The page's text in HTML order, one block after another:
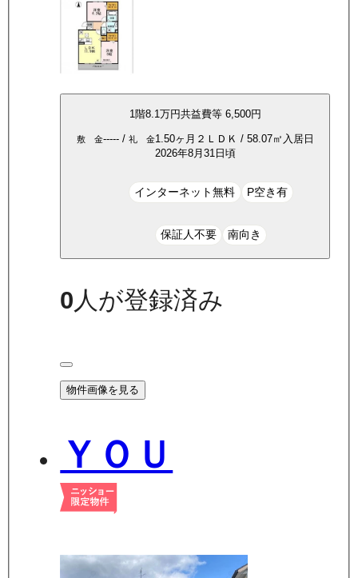
1階8.1万円共益費等 6,500円
敷 金-----/ 礼 金1.50ヶ月 ２ＬＤＫ / 58.07㎡ 入居日
2026年8月31日頃
インターネット無料 P空き有
保証人不要 南向き
0 人が登録済み
物件画像を見る
ＹＯＵ